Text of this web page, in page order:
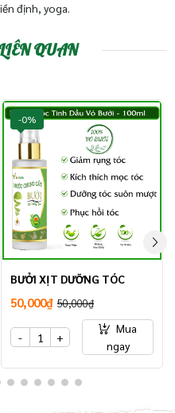
định, yoga.
QUAN
-0%
BƯỞI XỊT DƯỠNG TÓC
50,000₫ 50,000₫
- +
Mua
ngay